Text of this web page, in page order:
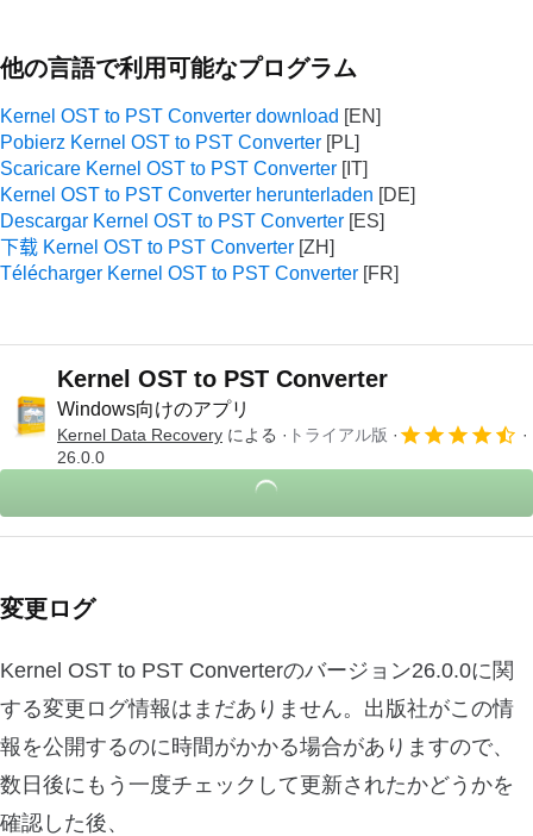
他の言語で利用可能なプログラム
Kernel OST to PST Converter download
Pobierz Kernel OST to PST Converter
Scaricare Kernel OST to PST Converter
Kernel OST to PST Converter herunterladen
Descargar Kernel OST to PST Converter
下载 Kernel OST to PST Converter
Télécharger Kernel OST to PST Converter
Kernel OST to PST Converter
Windows向けのアプリ
Kernel Data Recovery による
トライアル版
26.0.0
変更ログ
Kernel OST to PST Converterのバージョン26.0.0に関
する変更ログ情報はまだありません。出版社がこの情
報を公開するのに時間がかかる場合がありますので、
数日後にもう一度チェックして更新されたかどうかを
確認した後、